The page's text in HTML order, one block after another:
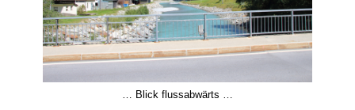
… Blick flussabwärts …